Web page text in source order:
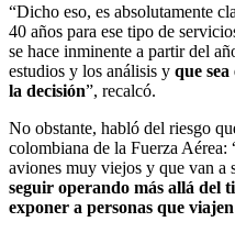
“Dicho eso, es absolutamente
40 años para ese tipo de
se hace inminente a partir del
estudios y los análisis y que
la decisión”, recalcó.
No obstante, habló del riesgo
colombiana de la Fuerza Aérea:
aviones muy viejos y que van a
seguir operando más allá del
exponer a personas que